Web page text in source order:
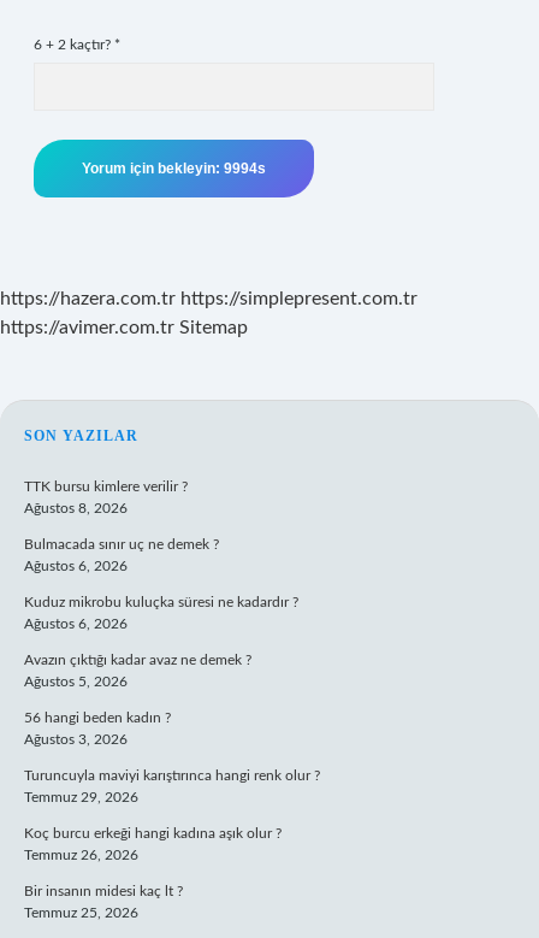
6 + 2 kaçtır? *
https://hazera.com.tr https://simplepresent.com.tr
https://avimer.com.tr Sitemap
SIDEBAR
SON YAZILAR
TTK bursu kimlere verilir ?
Ağustos 8, 2026
Bulmacada sınır uç ne demek ?
Ağustos 6, 2026
Kuduz mikrobu kuluçka süresi ne kadardır ?
Ağustos 6, 2026
Avazın çıktığı kadar avaz ne demek ?
Ağustos 5, 2026
56 hangi beden kadın ?
Ağustos 3, 2026
Turuncuyla maviyi karıştırınca hangi renk olur ?
Temmuz 29, 2026
Koç burcu erkeği hangi kadına aşık olur ?
Temmuz 26, 2026
Bir insanın midesi kaç lt ?
Temmuz 25, 2026